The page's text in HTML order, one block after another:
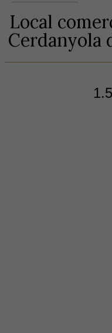
Local
Cerdanyola